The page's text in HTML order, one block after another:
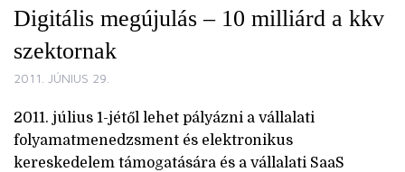
Digitális megújulás – 10 milliárd a kkv
szektornak
2011. JÚNIUS 29.
2011. július 1-jétől lehet pályázni a vállalati
folyamatmenedzsment és elektronikus
kereskedelem támogatására és a vállalati SaaS